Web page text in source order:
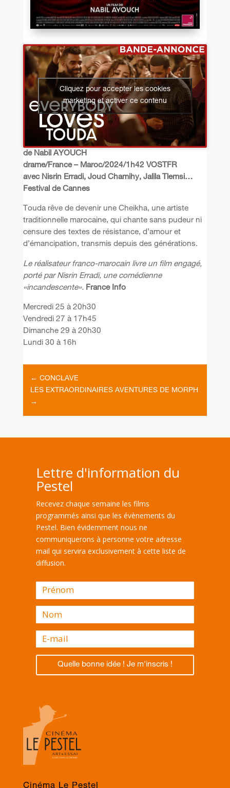
Cliquez pour accepter les cookies
marketing et activer ce contenu
de Nabil AYOUCH
drame/France – Maroc/2024/1h42 VOSTFR
avec Nisrin Erradi, Joud Chamihy, Jalila Tlemsi…
Festival de Cannes
Touda rêve de devenir une Cheikha, une artiste
traditionnelle marocaine, qui chante sans pudeur ni
censure des textes de résistance, d’amour et
d’émancipation, transmis depuis des générations.
Le réalisateur franco-marocain livre un film engagé,
porté par Nisrin Erradi, une comédienne
«incandescente». France Info
Mercredi 25 à 20h30
Vendredi 27 à 17h45
Dimanche 29 à 20h30
Lundi 30 à 16h
← CONCLAVE
LES EXTRAORDINAIRES AVENTURES DE MORPH
→
Lettre d'information du
Pestel
Recevez chaque semaine les films
programmés ainsi que les évènements du
Pestel. Bien évidemment nous ne
communiquerons à personne votre adresse
mail qui servira exclusivement à cette liste de
diffusion.
Quelle bonne idée ! Je m'inscris !